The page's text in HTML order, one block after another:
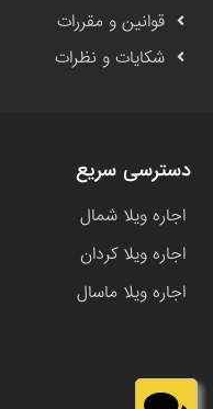
قوانین و مقررات
شکایات و نظرات
دسترسی سریع
اجاره ویلا شمال
اجاره ویلا کردان
اجاره ویلا ماسال